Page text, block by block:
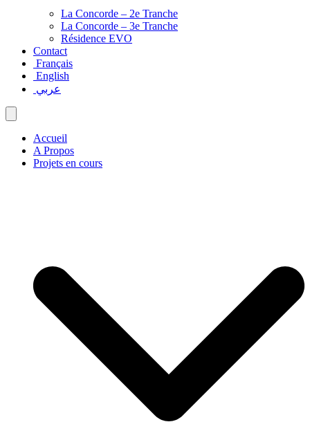
La Concorde – 2e Tranche
La Concorde – 3e Tranche
Résidence EVO
Contact
Français
English
عربي
Accueil
A Propos
Projets en cours